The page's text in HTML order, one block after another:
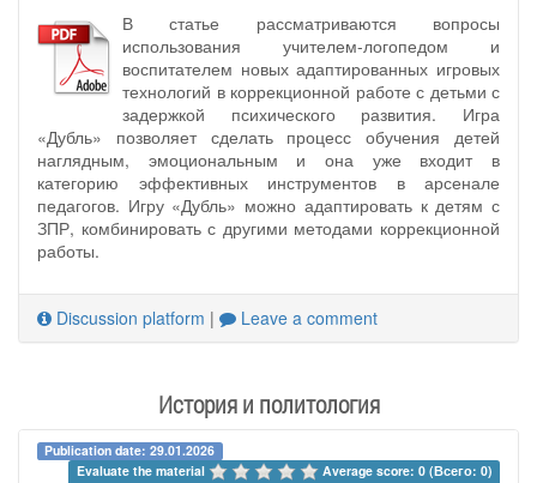
В статье рассматриваются вопросы
использования учителем-логопедом и
воспитателем новых адаптированных игровых
технологий в коррекционной работе с детьми с
задержкой психического развития. Игра
«Дубль» позволяет сделать процесс обучения детей
наглядным, эмоциональным и она уже входит в
категорию эффективных инструментов в арсенале
педагогов. Игру «Дубль» можно адаптировать к детям с
ЗПР, комбинировать с другими методами коррекционной
работы.
Discussion platform | Leave a comment
История и политология
Publication date: 29.01.2026
Evaluate the material
Average score: 0 (Всего: 0)